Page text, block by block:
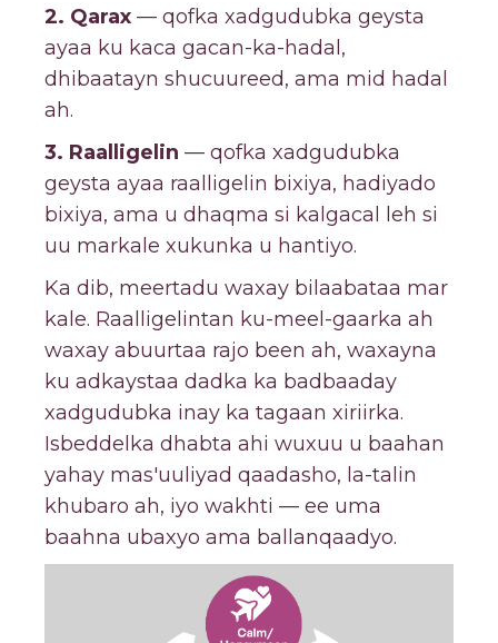
2. Qarax — qofka xadgudubka geysta
ayaa ku kaca gacan-ka-hadal,
dhibaatayn shucuureed, ama mid hadal
ah.
3. Raalligelin — qofka xadgudubka
geysta ayaa raalligelin bixiya, hadiyado
bixiya, ama u dhaqma si kalgacal leh si
uu markale xukunka u hantiyo.
Ka dib, meertadu waxay bilaabataa mar
kale. Raalligelintan ku-meel-gaarka ah
waxay abuurtaa rajo been ah, waxayna
ku adkaystaa dadka ka badbaaday
xadgudubka inay ka tagaan xiriirka.
Isbeddelka dhabta ahi wuxuu u baahan
yahay mas'uuliyad qaadasho, la-talin
khubaro ah, iyo wakhti — ee uma
baahna ubaxyo ama ballanqaadyo.